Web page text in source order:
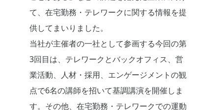
て、在宅勤務・テレワークに関する情報を提
供してまいりました。
当社が主催者の一社として参画する今回の第
3回目は、テレワークとバックオフィス、営
業活動、人材・採用、エンゲージメントの観
点で6名の講師を招いて基調講演を開催しま
す。その他、在宅勤務・テレワークでの運動